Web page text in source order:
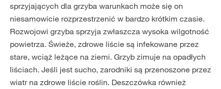
sprzyjających dla grzyba warunkach może się on
niesamowicie rozprzestrzenić w bardzo krótkim czasie.
Rozwojowi grzyba sprzyja zwłaszcza wysoka wilgotność
powietrza. Świeże, zdrowe liście są infekowane przez
stare, wciąż leżące na ziemi. Grzyb zimuje na opadłych
liściach. Jeśli jest sucho, zarodniki są przenoszone przez
wiatr na zdrowe liście roślin. Deszczówka również